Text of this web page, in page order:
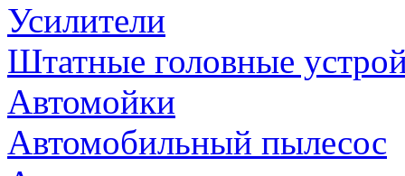
Усилители
Штатные головные
Автомойки
Автомобильный пылесос